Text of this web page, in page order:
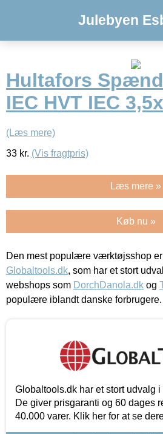
Julebyen
Hultafors
IEC HVT IEC
(Læs mere)
33 kr. (Vis fragtpris)
Læs mere »
Køb nu »
Den mest populære værktøjsshop
Globaltools.dk, som har et stort
webshops som DorchDanola.dk og
populære iblandt danske forbrugere.
Globaltools.dk har et stort udvalg
De giver prisgaranti og 60 dages
40.000 varer. Klik her for at se